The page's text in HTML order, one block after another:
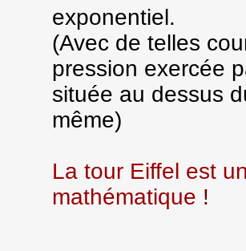
exponentiel.
(Avec de telles
pression exercée
située au dessus
même)
La tour Eiffel est
mathématique !